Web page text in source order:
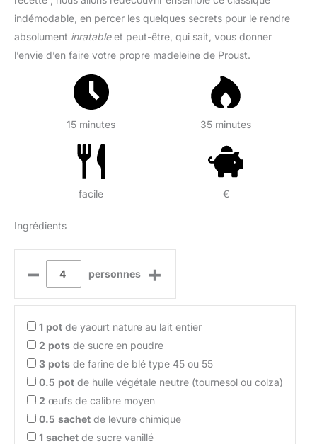
indémodable, en percer les quelques secrets pour le rendre
absolument inratableet peut-être, qui sait, vous donner
l’envie d’en faire votre propre madeleine de Proust.
15 minutes 35 minutes
facile €
Ingrédients
– personnes +
1 pot de yaourt nature au lait entier
2 pots de sucre en poudre
3 pots de farine de blé type 45 ou 55
0.5 pot de huile végétale neutre (tournesol ou colza)
2 œufs de calibre moyen
0.5 sachet de levure chimique
1 sachet de sucre vanillé